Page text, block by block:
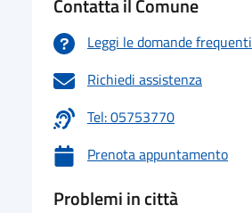
Contatta il Comune
Leggi le domande frequenti
Richiedi assistenza
Tel: 05753770
Prenota appuntamento
Problemi in città